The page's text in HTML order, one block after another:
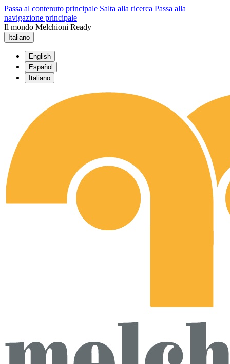
Passa al contenuto principale Salta alla ricerca Passa alla
navigazione principale
Il mondo Melchioni Ready
Italiano
English
Español
Italiano